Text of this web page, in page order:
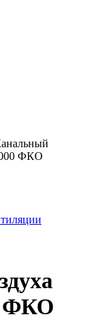
ФКО
ФКО